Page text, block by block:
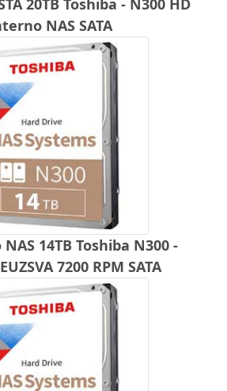
20TB Toshiba - N300 HD
NAS SATA
14TB Toshiba N300 -
7200 RPM SATA